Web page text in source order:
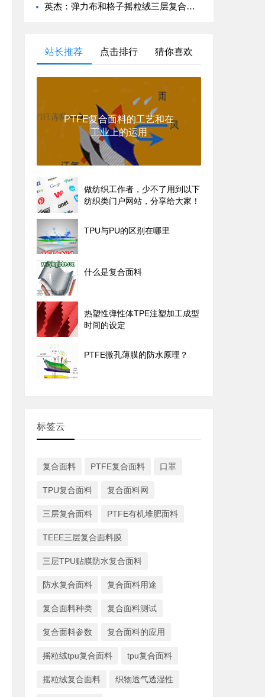
英杰：弹力布和格子摇粒绒三层复合面料在修身户外夹克中的弹性与保暖协同设计
站长推荐 点击排行 猜你喜欢
PTFE复合面料的工艺和在
工业上的运用
做纺织工作者，少不了用到以下
纺织类门户网站，分享给大家！
TPU与PU的区别在哪里
什么是复合面料
热塑性弹性体TPE注塑加工成型
时间的设定
PTFE微孔薄膜的防水原理？
标签云
复合面料 PTFE复合面料 口罩
TPU复合面料 复合面料网
三层复合面料 PTFE有机堆肥面料
TEEE三层复合面料膜
三层TPU贴膜防水复合面料
防水复合面料 复合面料用途
复合面料种类 复合面料测试
复合面料参数 复合面料的应用
摇粒绒tpu复合面料 tpu复合面料
摇粒绒复合面料 织物透气透湿性